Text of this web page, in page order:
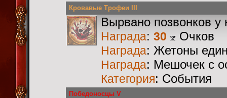
Кровавые Трофеи III
Вырвано позвонков у
Награда: 30 Очков
Награда: Жетоны
Награда: Мешочек с
Категория: События
Победоносцы V